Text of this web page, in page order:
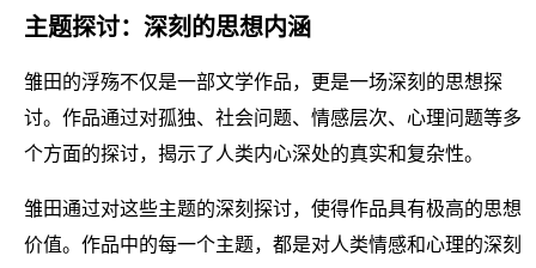
主题探讨：深刻的思想内涵
雏田的浮殇不仅是一部文学作品，更是一场深刻的思想探
讨。作品通过对孤独、社会问题、情感层次、心理问题等多
个方面的探讨，揭示了人类内心深处的真实和复杂性。
雏田通过对这些主题的深刻探讨，使得作品具有极高的思想
价值。作品中的每一个主题，都是对人类情感和心理的深刻